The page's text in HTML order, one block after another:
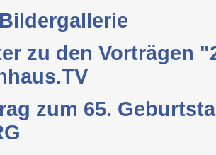
zu den Vorträgen
zum 65.